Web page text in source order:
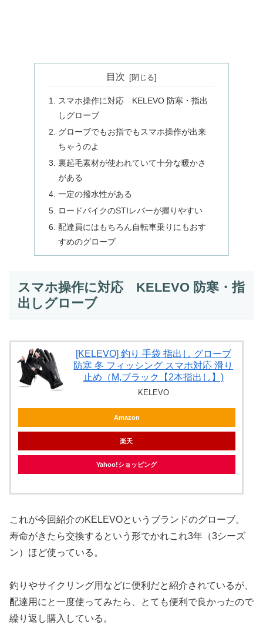
目次
スマホ操作に対応 KELEVO 防寒・指出
しグローブ
グローブでもお指でもスマホ操作が出来
ちゃうのよ
裏起毛素材が使われていて十分な暖かさ
がある
一定の撥水性がある
ロードバイクのSTIレバーが握りやすい
配達員にはもちろん自転車乗りにもおす
すめのグローブ
スマホ操作に対応 KELEVO 防寒・指
出しグローブ
[KELEVO] 釣り 手袋 指出し グローブ
防寒 冬 フィッシング スマホ対応 滑り
止め（M,ブラック【2本指出し】)
KELEVO
Amazon
楽天
Yahoo!ショッピング
これが今回紹介のKELEVOというブランドのグローブ。
寿命がきたら交換するという形でかれこれ3年（3シーズ
ン）ほど使っている。
釣りやサイクリング用などに便利だと紹介されているが、
配達用にと一度使ってみたら、とても便利で良かったので
繰り返し購入している。